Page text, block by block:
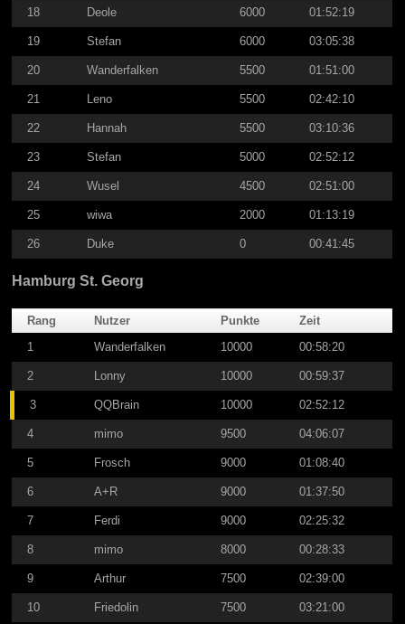
18 Deole 6000 01:52:19
19 Stefan 6000 03:05:38
20 Wanderfalken 5500 01:51:00
21 Leno 5500 02:42:10
22 Hannah 5500 03:10:36
23 Stefan 5000 02:52:12
24 Wusel 4500 02:51:00
25 wiwa 2000 01:13:19
26 Duke 0 00:41:45
Hamburg St. Georg
Rang Nutzer Punkte
Zeit
1
Wanderfalken 10000 00:58:20
2 Lonny 10000 00:59:37
3 QQBrain 10000 02:52:12
4 mimo 9500 04:06:07
5 Frosch 9000 01:08:40
6 A+R 9000 01:37:50
7 Ferdi 9000 02:25:32
8 mimo 8000 00:28:33
9 Arthur 7500 02:39:00
10 Friedolin 7500 03:21:00